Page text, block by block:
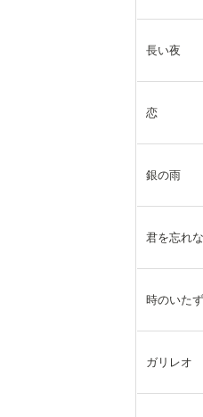
長い夜
恋
銀の雨
君を忘れ
時のいた
ガリレオ